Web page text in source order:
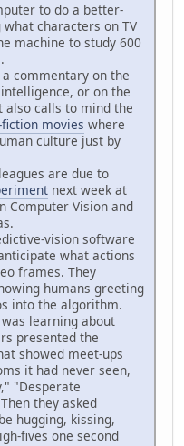
to do a better-
characters on TV
machine to study 600
commentary on the
or on the
calls to mind the
movies where
culture just by
are due to
next week at
Computer Vision and
vision software
what actions
frames. They
humans greeting
into the algorithm.
learning about
presented the
showed meet-ups
it had never seen,
"Desperate
they asked
hugging, kissing,
fives one second